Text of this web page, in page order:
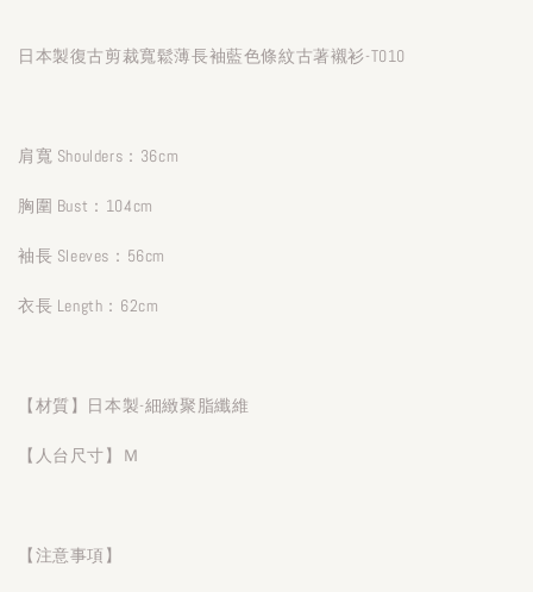
日本製復古剪裁寬鬆薄長袖藍色條紋古著襯衫-T010
肩寬 Shoulders：36cm
胸圍 Bust：104cm
袖長 Sleeves：56cm
衣長 Length：62cm
【材質】日本製-細緻聚脂纖維
【人台尺寸】Ｍ
【注意事項】